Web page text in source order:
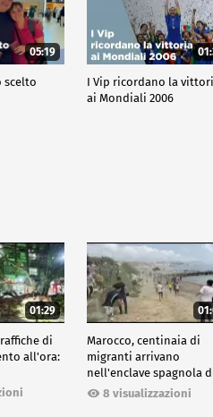
05:19
scelto
I Vip ricordano la
ai Mondiali 2006
01:29
di
all'ora:
Marocco, centinaia di
migranti arrivano
nell'enclave spagnola
Ceuta8 visualizzazioni